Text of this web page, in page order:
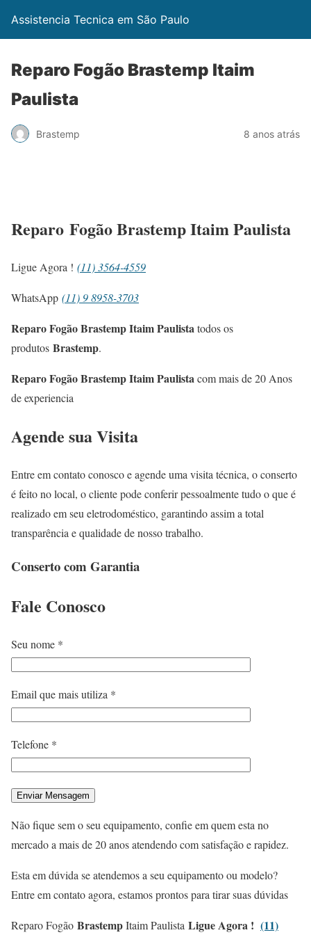
Assistencia Tecnica em São Paulo
Reparo Fogão Brastemp Itaim
Paulista
Brastemp 8 anos atrás
Reparo Fogão Brastemp Itaim Paulista
Ligue Agora ! (11) 3564-4559
WhatsApp (11) 9 8958-3703
Reparo Fogão Brastemp Itaim Paulistatodos os
produtos Brastemp.
Reparo Fogão Brastemp Itaim Paulistacom mais de 20 Anos
de experiencia
Agende sua Visita
Entre em contato conosco e agende uma visita técnica, o conserto
é feito no local, o cliente pode conferir pessoalmente tudo o que é
realizado em seu eletrodoméstico, garantindo assim a total
transparência e qualidade de nosso trabalho.
Conserto com Garantia
Fale Conosco
Seu nome *
Email que mais utiliza *
Telefone *
Não fique sem o seu equipamento, confie em quem esta no
mercado a mais de 20 anos atendendo com satisfação e rapidez.
Esta em dúvida se atendemos a seu equipamento ou modelo?
Entre em contato agora, estamos prontos para tirar suas dúvidas
Reparo Fogão BrastempItaim Paulista Ligue Agora ! (11)